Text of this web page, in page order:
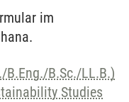
im
B.Eng./B.Sc./LL.B.)
Studies